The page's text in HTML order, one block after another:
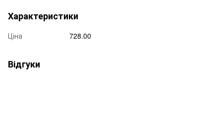
Характеристики
Ціна 728.00
Відгуки